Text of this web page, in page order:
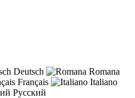
Deutsch
Romana
Français
Italiano
Русский